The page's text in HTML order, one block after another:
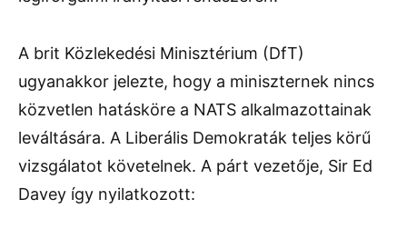
A brit Közlekedési Minisztérium (DfT)
ugyanakkor jelezte, hogy a miniszternek nincs
közvetlen hatásköre a NATS alkalmazottainak
leváltására. A Liberális Demokraták teljes körű
vizsgálatot követelnek. A párt vezetője, Sir Ed
Davey így nyilatkozott: